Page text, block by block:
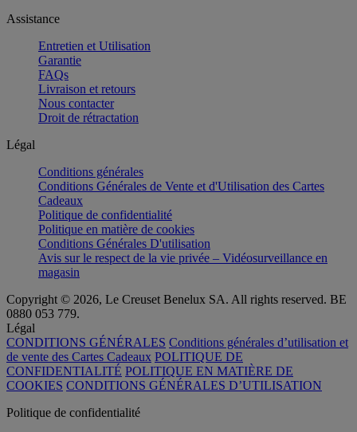
Assistance
Entretien et Utilisation
Garantie
FAQs
Livraison et retours
Nous contacter
Droit de rétractation
Légal
Conditions générales
Conditions Générales de Vente et d'Utilisation des Cartes
Cadeaux
Politique de confidentialité
Politique en matière de cookies
Conditions Générales D'utilisation
Avis sur le respect de la vie privée – Vidéosurveillance en
magasin
Copyright © 2026, Le Creuset Benelux SA. All rights reserved. BE
0880 053 779.
Légal
CONDITIONS GÉNÉRALES Conditions générales d’utilisation et
de vente des Cartes Cadeaux POLITIQUE DE
CONFIDENTIALITÉ POLITIQUE EN MATIÈRE DE
COOKIES CONDITIONS GÉNÉRALES D’UTILISATION
Politique de confidentialité